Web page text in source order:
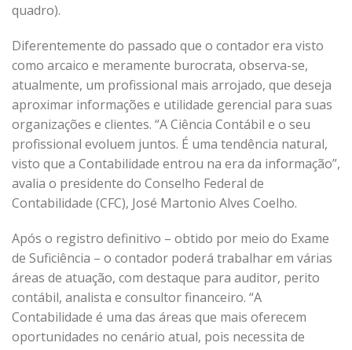
quadro).
Diferentemente do passado que o contador era visto
como arcaico e meramente burocrata, observa-se,
atualmente, um profissional mais arrojado, que deseja
aproximar informações e utilidade gerencial para suas
organizações e clientes. “A Ciência Contábil e o seu
profissional evoluem juntos. É uma tendência natural,
visto que a Contabilidade entrou na era da informação”,
avalia o presidente do Conselho Federal de
Contabilidade (CFC), José Martonio Alves Coelho.
Após o registro definitivo – obtido por meio do Exame
de Suficiência – o contador poderá trabalhar em várias
áreas de atuação, com destaque para auditor, perito
contábil, analista e consultor financeiro. “A
Contabilidade é uma das áreas que mais oferecem
oportunidades no cenário atual, pois necessita de